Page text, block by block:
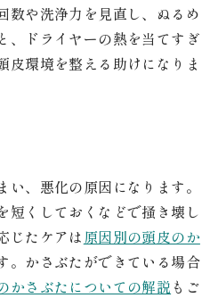
数や洗浄力を見直し、ぬるめ
、ドライヤーの熱を当てすぎ
皮環境を整える助けになりま
、悪化の原因になります。
短くしておくなどで掻き壊し
じたケアは 原因別の頭皮のか
。かさぶたができている場合
かさぶたについての解説 もご